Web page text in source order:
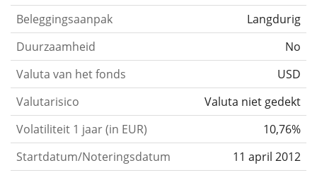
Beleggingsaanpak
Langdurig
Duurzaamheid
No
Valuta van het fonds
USD
Valutarisico
Valuta niet gedekt
Volatiliteit 1 jaar (in EUR)
10,76%
Startdatum/Noteringsdatum
11 april 2012